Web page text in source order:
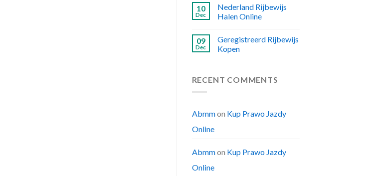
10
Dec
Nederland Rijbewijs
Halen Online
09
Dec
Geregistreerd Rijbewijs
Kopen
RECENT COMMENTS
Abmmon Kup Prawo Jazdy
Online
Abmmon Kup Prawo Jazdy
Online